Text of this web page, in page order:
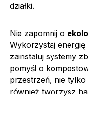
działki.
Nie zapomnij o
Wykorzystaj energię
zainstaluj systemy
pomyśl o
przestrzeń, nie
również tworzysz